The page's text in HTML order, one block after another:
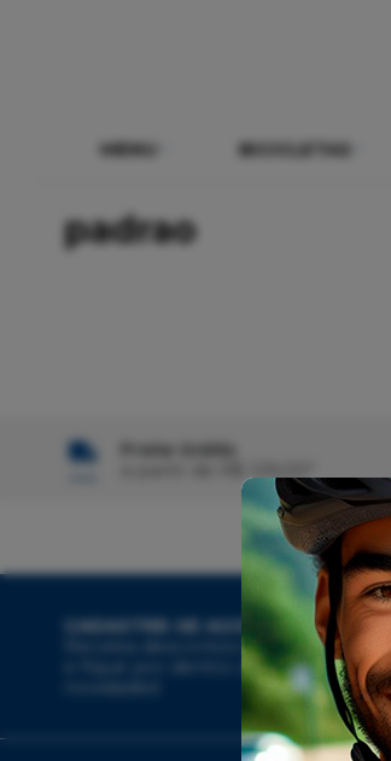
MENU BICICLETAS
padrao
Frete Grátis
CADASTRE-SE AGORA
Receba descontos exclusivos
e fique por dentro das